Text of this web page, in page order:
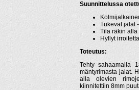
Suunnittelussa
Tukevat jalat
Tila räkin
Hyllyt
Toteutus:
Tehty sahaamalla
mäntyrimasta jalat.
alla olevien
kiinnitettiin 8mm